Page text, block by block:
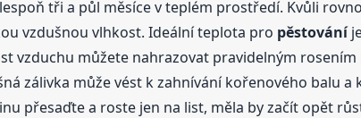
tři a půl měsíce v teplém prostředí. Kvůli
vzdušnou vlhkost. Ideální teplota pro pěstování
vzduchu můžete nahrazovat pravidelným
zálivka může vést k zahnívání kořenového balu a
přesaďte a roste jen na list, měla by začít opět